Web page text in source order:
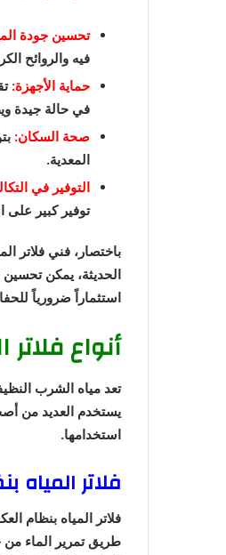
تحسين جودة
فيه والروائح
حماية الأجهزة:
في حالة جيدة
صحة السكان:
المعدية.
التوفير في
توفير كبير على
باختصار، فني فلاتر
الحديثة، يمكن
استثماراً ضرورياً
أنواع فلاتر
تعد مياه الشرب
يستخدم العديد من
استخدامها.
فلاتر
فلاتر المياه بنظام
طريق تمرير الماء